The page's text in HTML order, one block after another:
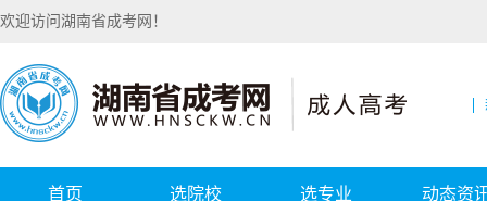
欢迎访问湖南省成考网！
首页 选院校 选专业 动态资